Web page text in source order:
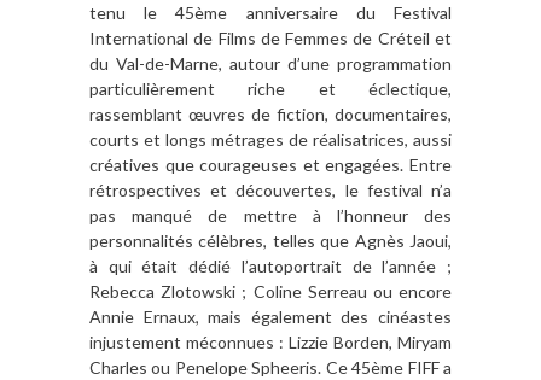
tenu le 45ème anniversaire du Festival
International de Films de Femmes de Créteil et
du Val-de-Marne, autour d’une programmation
particulièrement riche et éclectique,
rassemblant œuvres de fiction, documentaires,
courts et longs métrages de réalisatrices, aussi
créatives que courageuses et engagées. Entre
rétrospectives et découvertes, le festival n’a
pas manqué de mettre à l’honneur des
personnalités célèbres, telles que Agnès Jaoui,
à qui était dédié l’autoportrait de l’année ;
Rebecca Zlotowski ; Coline Serreau ou encore
Annie Ernaux, mais également des cinéastes
injustement méconnues : Lizzie Borden, Miryam
Charles ou Penelope Spheeris. Ce 45ème FIFF a